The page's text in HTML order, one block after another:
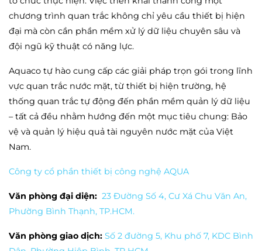
chương trình quan trắc không chỉ yêu cầu thiết bị hiện
đại mà còn cần phần mềm xử lý dữ liệu chuyên sâu và
đội ngũ kỹ thuật có năng lực.
Aquaco tự hào cung cấp các giải pháp trọn gói trong lĩnh
vực quan trắc nước mặt, từ thiết bị hiện trường, hệ
thống quan trắc tự động đến phần mềm quản lý dữ liệu
– tất cả đều nhằm hướng đến một mục tiêu chung: Bảo
vệ và quản lý hiệu quả tài nguyên nước mặt của Việt
Nam.
Công ty cổ phần thiết bị công nghệ AQUA
Văn phòng đại diện: 23 Đường Số 4, Cư Xá Chu Văn An,
Phường Bình Thạnh, TP.HCM.
Văn phòng giao dịch: Số 2 đường 5, Khu phố 7, KDC Bình